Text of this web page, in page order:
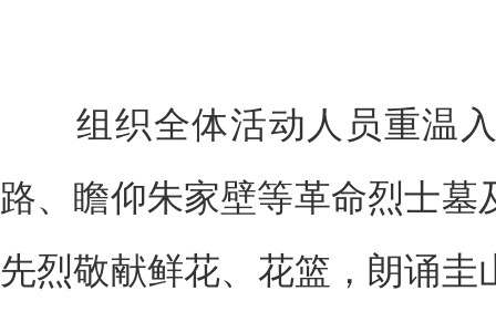
组织全体活动人员重温入
路、瞻仰朱家壁等革命烈士
先烈敬献鲜花、花篮，朗诵